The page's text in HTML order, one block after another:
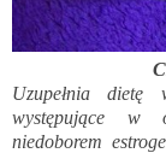
Uzupełnia dietę
występujące w
niedoborem